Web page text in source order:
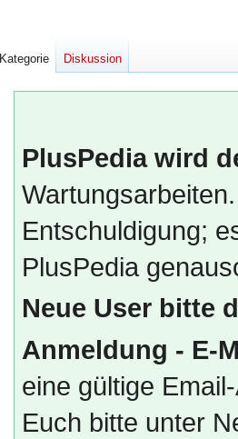
PlusPedia wird
Entschuldigung;
PlusPedia
Neue User bitte
Anmeldung - E-
eine gültige
Euch bitte unter
Kategorie Diskussion